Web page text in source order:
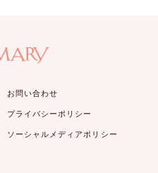
お問い合わせ
プライバシーポリシー
ソーシャルメディアポリシー